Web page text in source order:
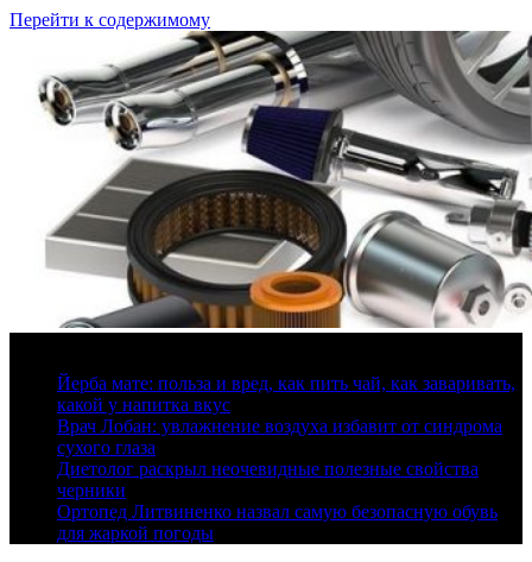
Перейти к содержимому
Йерба мате: польза и вред, как пить чай, как заваривать,
какой у напитка вкус
Врач Лобан: увлажнение воздуха избавит от синдрома
сухого глаза
Диетолог раскрыл неочевидные полезные свойства
черники
Ортопед Литвиненко назвал самую безопасную обувь
для жаркой погоды